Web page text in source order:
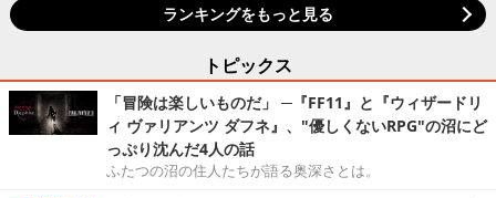
ランキングをもっと見る
トピックス
「冒険は楽しいものだ」 ─『FF11』と『ウィザードリ
ィ ヴァリアンツ ダフネ』、"優しくないRPG"の沼にど
っぷり沈んだ4人の話
ふたつの沼の住人たちが語る奥深さとは。